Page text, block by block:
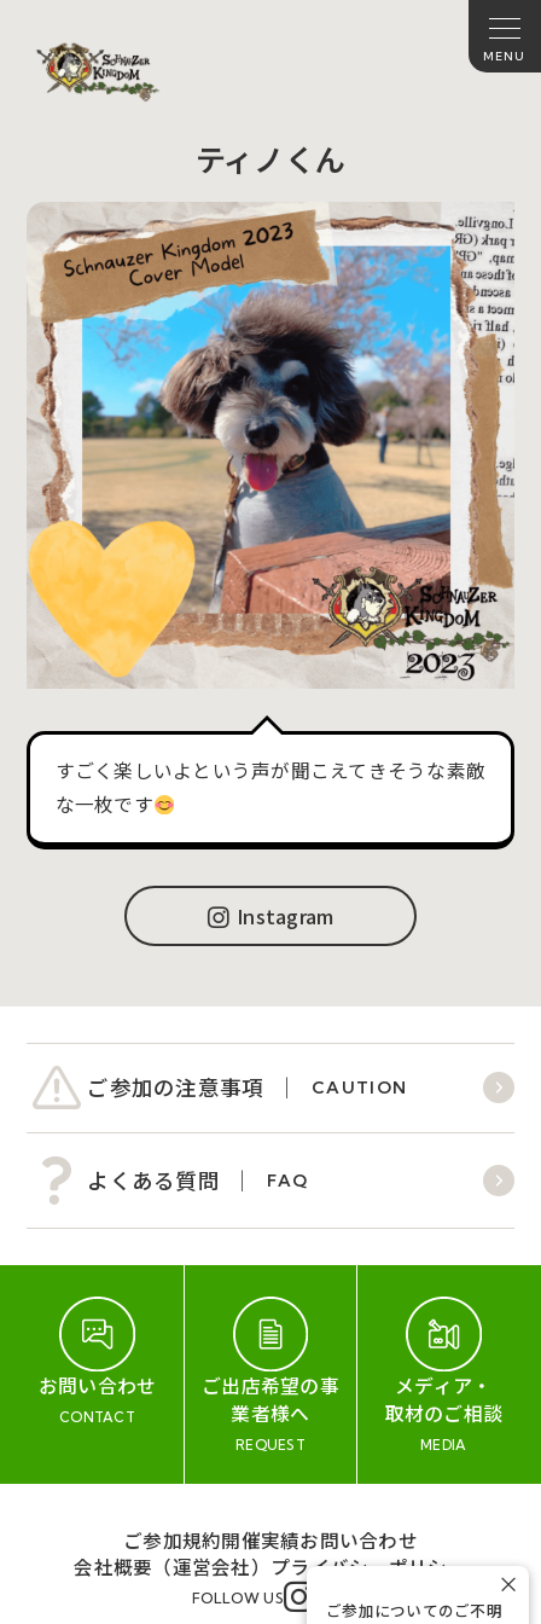
ティノくん
すごく楽しいよという声が聞こえてきそうな素敵
な一枚です
Instagram
ご参加の注意事項 CAUTION
よくある質問 FAQ
お問い合わせ
CONTACT
ご出店希望の事
業者様へ
REQUEST
メディア・
取材のご相談
MEDIA
ご参加規約開催実績お問い合わせ
会社概要（運営会社） プライバシーポリシー
FOLLOW US
ご参加についてのご不明
×